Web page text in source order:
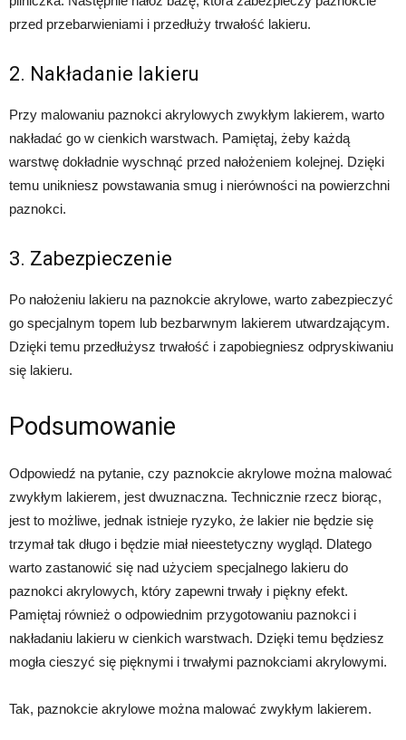
przed przebarwieniami i przedłuży trwałość lakieru.
2. Nakładanie lakieru
Przy malowaniu paznokci akrylowych zwykłym lakierem, warto
nakładać go w cienkich warstwach. Pamiętaj, żeby każdą
warstwę dokładnie wyschnąć przed nałożeniem kolejnej. Dzięki
temu unikniesz powstawania smug i nierówności na powierzchni
paznokci.
3. Zabezpieczenie
Po nałożeniu lakieru na paznokcie akrylowe, warto zabezpieczyć
go specjalnym topem lub bezbarwnym lakierem utwardzającym.
Dzięki temu przedłużysz trwałość i zapobiegniesz odpryskiwaniu
się lakieru.
Podsumowanie
Odpowiedź na pytanie, czy paznokcie akrylowe można malować
zwykłym lakierem, jest dwuznaczna. Technicznie rzecz biorąc,
jest to możliwe, jednak istnieje ryzyko, że lakier nie będzie się
trzymał tak długo i będzie miał nieestetyczny wygląd. Dlatego
warto zastanowić się nad użyciem specjalnego lakieru do
paznokci akrylowych, który zapewni trwały i piękny efekt.
Pamiętaj również o odpowiednim przygotowaniu paznokci i
nakładaniu lakieru w cienkich warstwach. Dzięki temu będziesz
mogła cieszyć się pięknymi i trwałymi paznokciami akrylowymi.
Tak, paznokcie akrylowe można malować zwykłym lakierem.